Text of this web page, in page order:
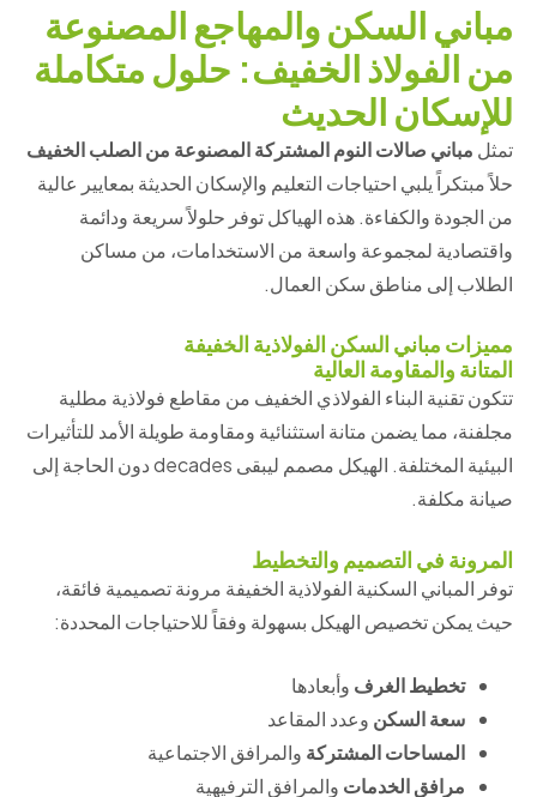
مباني السكن والمهاجع المصنوعة
من الفولاذ الخفيف: حلول متكاملة
للإسكان الحديث
تمثل مباني صالات النوم المشتركة المصنوعة من الصلب الخفيف
حلاً مبتكراً يلبي احتياجات التعليم والإسكان الحديثة بمعايير عالية
من الجودة والكفاءة. هذه الهياكل توفر حلولاً سريعة ودائمة
واقتصادية لمجموعة واسعة من الاستخدامات، من مساكن
الطلاب إلى مناطق سكن العمال.
مميزات مباني السكن الفولاذية الخفيفة
المتانة والمقاومة العالية
تتكون تقنية البناء الفولاذي الخفيف من مقاطع فولاذية مطلية
مجلفنة، مما يضمن متانة استثنائية ومقاومة طويلة الأمد للتأثيرات
البيئية المختلفة. الهيكل مصمم ليبقى decades دون الحاجة إلى
صيانة مكلفة.
المرونة في التصميم والتخطيط
توفر المباني السكنية الفولاذية الخفيفة مرونة تصميمية فائقة،
حيث يمكن تخصيص الهيكل بسهولة وفقاً للاحتياجات المحددة:
تخطيط الغرف وأبعادها
سعة السكن وعدد المقاعد
المساحات المشتركة والمرافق الاجتماعية
مرافق الخدمات والمرافق الترفيهية